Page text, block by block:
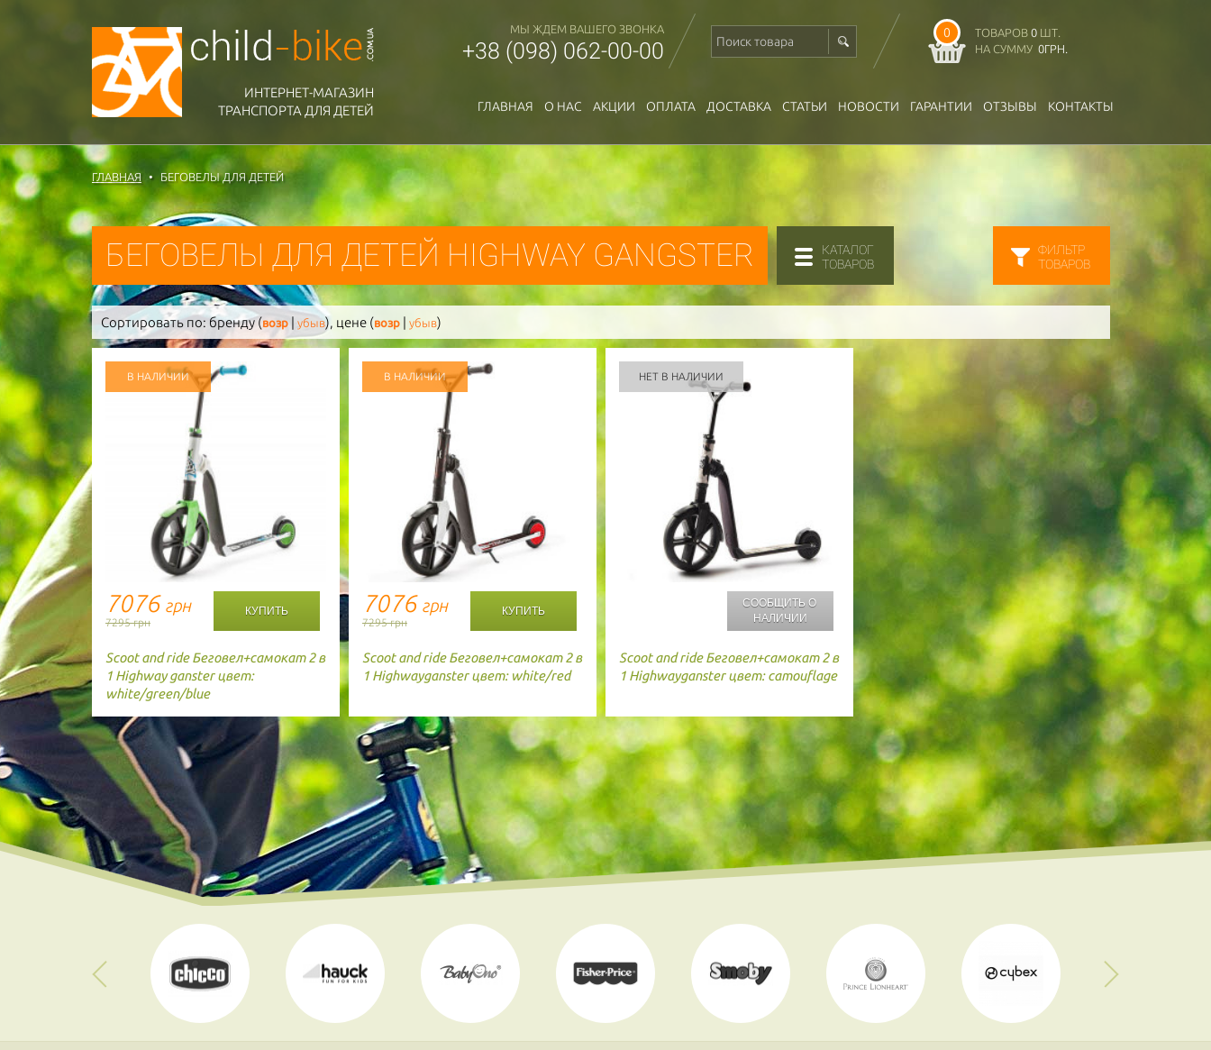
ИНТЕРНЕТ-МАГАЗИН
ТРАНСПОРТА ДЛЯ ДЕТЕЙ
МЫ ЖДЕМ ВАШЕГО ЗВОНКА
+38 (098) 062-00-00
0 ТОВАРОВ 0 ШТ.
НА СУММУ 0ГРН.
ГЛАВНАЯ О НАС АКЦИИ ОПЛАТА ДОСТАВКА СТАТЬИ НОВОСТИ ГАРАНТИИ ОТЗЫВЫ КОНТАКТЫ
ГЛАВНАЯ БЕГОВЕЛЫ ДЛЯ ДЕТЕЙ
БЕГОВЕЛЫ ДЛЯ ДЕТЕЙ HIGHWAY GANGSTER
КАТАЛОГ
ТОВАРОВ
ФИЛЬТР
ТОВАРОВ
Сортировать по: бренду (возр | убыв), цене (возр | убыв)
В НАЛИЧИИ
7076 грн
7295 грн
Scoot and ride Беговел+самокат 2 в
1 Highway ganster цвет:
white/green/blue
В НАЛИЧИИ
7076 грн
7295 грн
Scoot and ride Беговел+самокат 2 в
1 Highwayganster цвет: white/red
НЕТ В НАЛИЧИИ
СООБЩИТЬ О
НАЛИЧИИ
Scoot and ride Беговел+самокат 2 в
1 Highwayganster цвет: camouflage